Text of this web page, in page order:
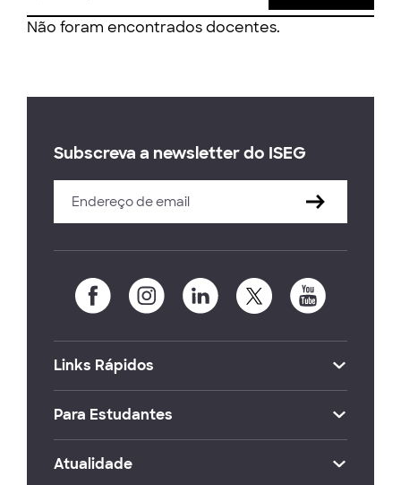
Não foram encontrados docentes.
Subscreva a newsletter do ISEG
Links Rápidos
Para Estudantes
Atualidade